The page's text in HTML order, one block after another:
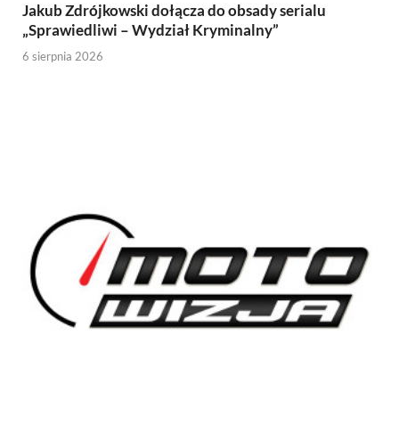
Jakub Zdrójkowski dołącza do obsady serialu
„Sprawiedliwi – Wydział Kryminalny”
6 sierpnia 2026